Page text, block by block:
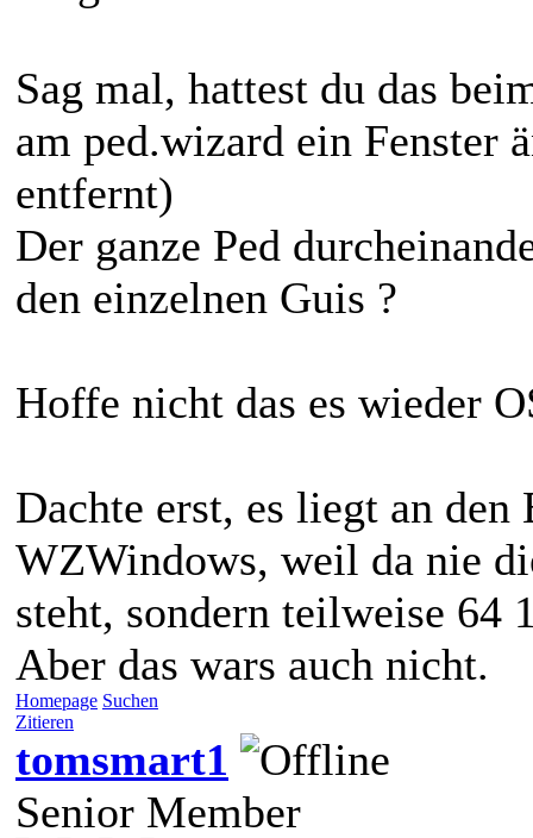
Sag mal, hattest du das
am ped.wizard ein Fenster
entfernt)
Der ganze Ped
den einzelnen Guis ?
Hoffe nicht das es wieder
Dachte erst, es liegt an
WZWindows, weil da nie
steht, sondern teilweise 64
Aber das wars auch nicht.
Homepage Suchen
Zitieren
tomsmart1
Senior Member